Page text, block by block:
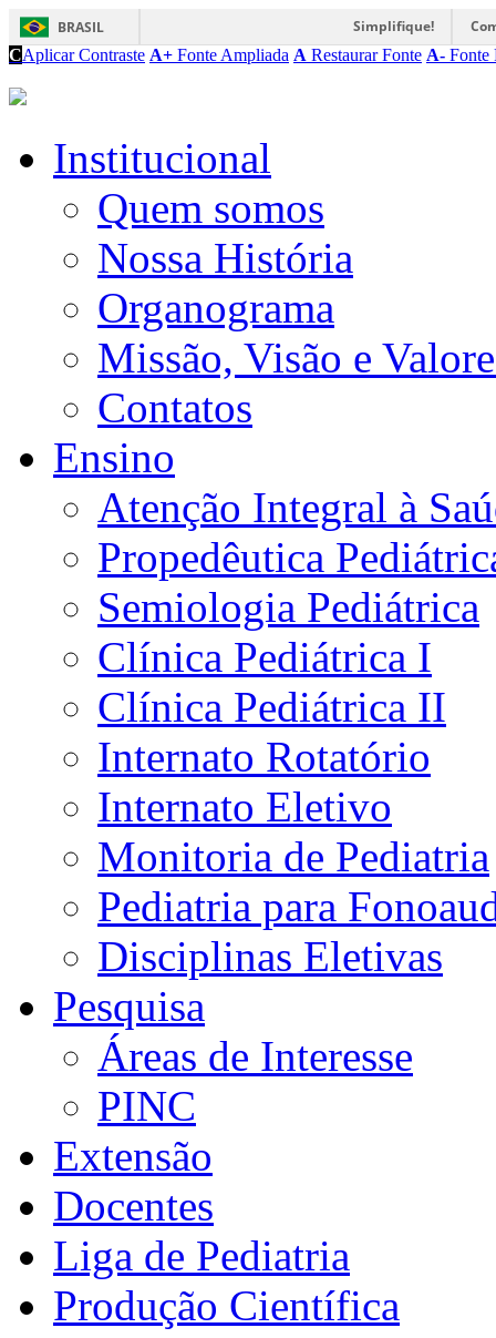
BRASIL Simplifique!
CAplicar Contraste A+ Fonte Ampliada A Restaurar Fonte A- Fonte
Institucional
Quem somos
Nossa História
Organograma
Missão, Visão e
Contatos
Ensino
Atenção Integral à
Propedêutica
Semiologia Pediátrica
Clínica Pediátrica I
Clínica Pediátrica II
Internato Rotatório
Internato Eletivo
Monitoria de Pediatria
Pediatria para
Disciplinas Eletivas
Pesquisa
Áreas de Interesse
PINC
Extensão
Docentes
Liga de Pediatria
Produção Científica